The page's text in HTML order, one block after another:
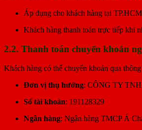
Áp dụng cho khách hàng tại
Khách hàng thanh toán trực tiếp khi
2.2. Thanh toán chuyển khoản
Khách hàng có thể chuyển khoản qua
Đơn vị thụ hưởng: CÔNG TY
Số tài khoản: 191128329
Ngân hàng: Ngân hàng TMCP Á